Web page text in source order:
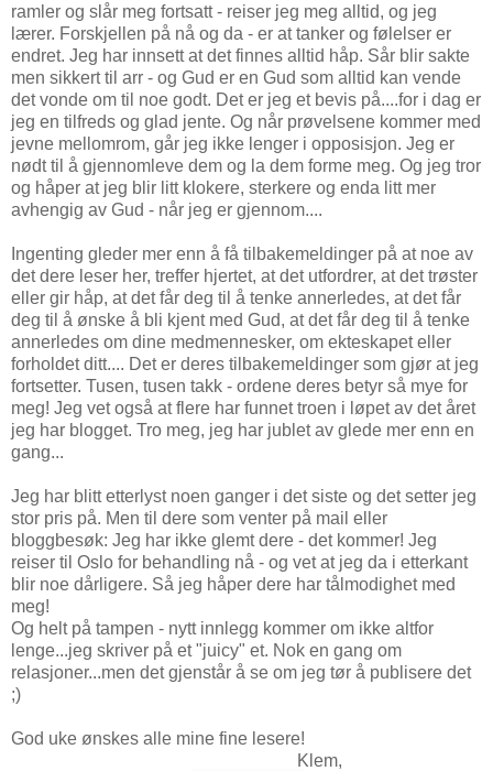
ramler og slår meg fortsatt - reiser jeg meg alltid, og jeg
lærer. Forskjellen på nå og da - er at tanker og følelser er
endret. Jeg har innsett at det finnes alltid håp. Sår blir sakte
men sikkert til arr - og Gud er en Gud som alltid kan vende
det vonde om til noe godt. Det er jeg et bevis på....for i dag er
jeg en tilfreds og glad jente. Og når prøvelsene kommer med
jevne mellomrom, går jeg ikke lenger i opposisjon. Jeg er
nødt til å gjennomleve dem og la dem forme meg. Og jeg tror
og håper at jeg blir litt klokere, sterkere og enda litt mer
avhengig av Gud - når jeg er gjennom....
Ingenting gleder mer enn å få tilbakemeldinger på at noe av
det dere leser her, treffer hjertet, at det utfordrer, at det trøster
eller gir håp, at det får deg til å tenke annerledes, at det får
deg til å ønske å bli kjent med Gud, at det får deg til å tenke
annerledes om dine medmennesker, om ekteskapet eller
forholdet ditt.... Det er deres tilbakemeldinger som gjør at jeg
fortsetter. Tusen, tusen takk - ordene deres betyr så mye for
meg! Jeg vet også at flere har funnet troen i løpet av det året
jeg har blogget. Tro meg, jeg har jublet av glede mer enn en
gang...
Jeg har blitt etterlyst noen ganger i det siste og det setter jeg
stor pris på. Men til dere som venter på mail eller
bloggbesøk: Jeg har ikke glemt dere - det kommer! Jeg
reiser til Oslo for behandling nå - og vet at jeg da i etterkant
blir noe dårligere. Så jeg håper dere har tålmodighet med
meg!
Og helt på tampen - nytt innlegg kommer om ikke altfor
lenge...jeg skriver på et "juicy" et. Nok en gang om
relasjoner...men det gjenstår å se om jeg tør å publisere det
;)
God uke ønskes alle mine fine lesere!
Klem,